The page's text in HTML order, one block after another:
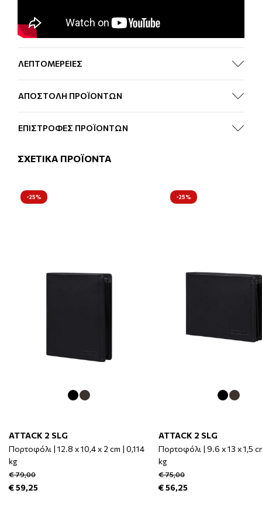
ΛΕΠΤΟΜΕΡΕΙΕΣ
ΑΠΟΣΤΟΛΗ ΠΡΟΪΟΝΤΩΝ
ΕΠΙΣΤΡΟΦΕΣ ΠΡΟΪΟΝΤΩΝ
ΣΧΕΤΙΚΑ ΠΡΟΪΟΝΤΑ
-25%
ATTACK 2 SLG
Πορτοφόλι | 12.8 x 10,4 x 2 cm | 0,114
kg
€ 79,00
€ 59,25
-25%
ATTACK 2 SLG
Πορτοφόλι | 9.6 x 13 x 1,5
kg
€ 75,00
€ 56,25